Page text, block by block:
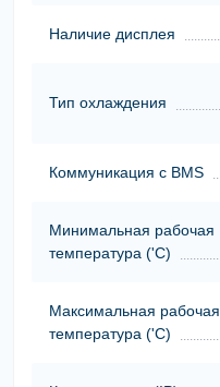
Наличие дисплея
Тип охлаждения
Коммуникация с BMS
Минимальная рабочая
температура ('С)
Максимальная рабочая
температура ('С)